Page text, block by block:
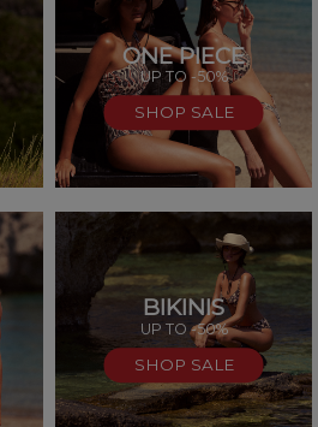
ONE PIECE
UP TO -50%
SHOP SALE
BIKINIS
UP TO -50%
SHOP SALE